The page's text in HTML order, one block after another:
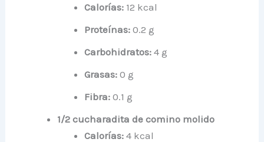
Calorías:12 kcal
Proteínas:0.2 g
Carbohidratos:4 g
Grasas:0 g
Fibra:0.1 g
1/2 cucharadita de comino molido
Calorías:4 kcal